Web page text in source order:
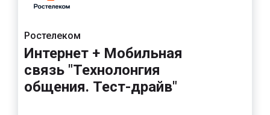
Ростелеком
Интернет + Мобильная
связь "Технолонгия
общения. Тест-драйв"